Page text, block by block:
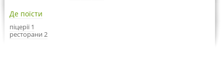
Де поїсти
піцерії 1
ресторани 2